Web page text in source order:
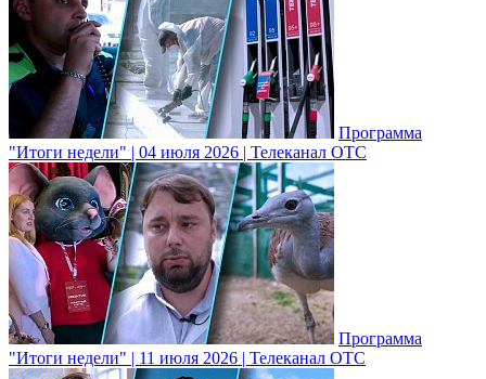
Программа
"Итоги недели" | 04 июля 2026 | Телеканал ОТС
Программа
"Итоги недели" | 11 июля 2026 | Телеканал ОТС